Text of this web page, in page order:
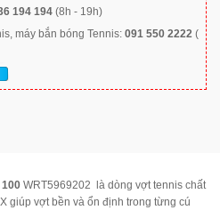
194 194 (8h - 19h)
máy bắn bóng Tennis: 091 550 2222 (
WRT5969202 là dòng vợt tennis chất
giúp vợt bền và ổn định trong từng cú